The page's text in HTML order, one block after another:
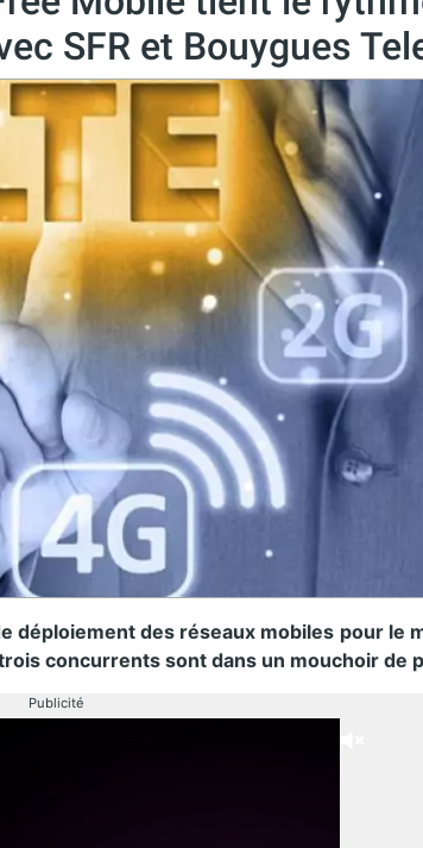
SFR et Bouygues
déploiement des réseaux mobiles pour le
concurrents sont dans un mouchoir de
Publicité